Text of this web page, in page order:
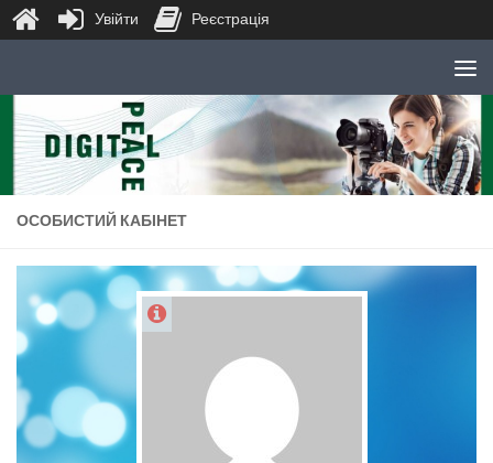
Skip to content
ОСОБИСТИЙ КАБІНЕТ
Увійти Реєстрація